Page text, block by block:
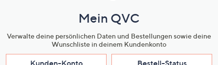
Mein QVC
Verwalte deine persönlichen Daten und Bestellungen sowie deine
Wunschliste in deinem Kundenkonto